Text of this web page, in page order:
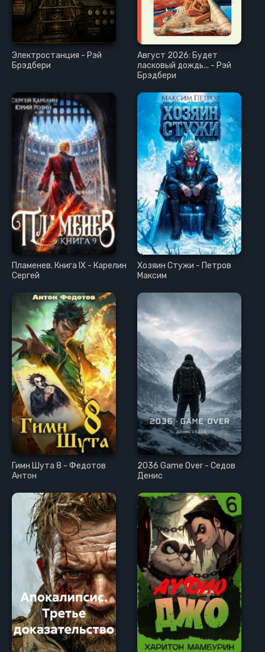
Электростанция - Рэй
Брэдбери
Август 2026: Будет
ласковый дождь... - Рэй
Брэдбери
Пламенев. Книга IX - Карелин
Сергей
Хозяин Стужи - Петров
Максим
Гимн Шута 8 - Федотов
Антон
2036 Game Over - Седов
Денис